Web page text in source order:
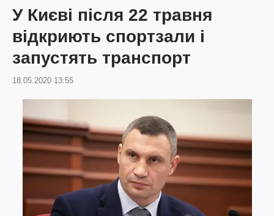
У Києві після 22 травня
відкриють спортзали і
запустять транспорт
18.05.2020 13:55